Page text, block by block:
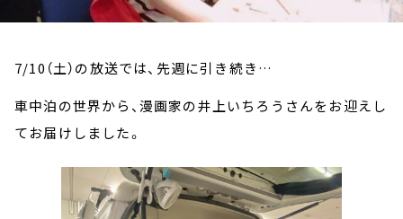
7/10（土）の放送では、先週に引き続き…
車中泊の世界から、漫画家の井上いちろうさんをお迎えし
てお届けしました。